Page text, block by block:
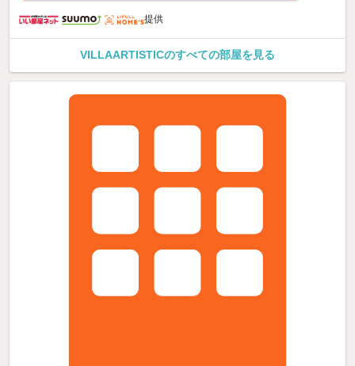
提供
VILLAARTISTICのすべての部屋を見る